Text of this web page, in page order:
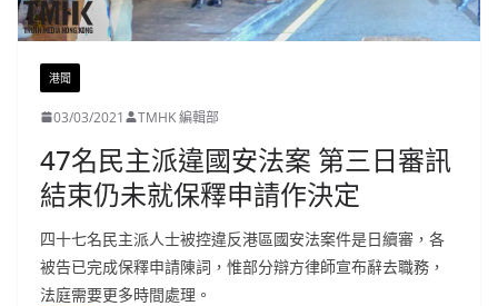
港聞
03/03/2021 TMHK 編輯部
47名民主派違國安法案 第三日審訊
結束仍未就保釋申請作決定
四十七名民主派人士被控違反港區國安法案件是日續審，各
被告已完成保釋申請陳詞，惟部分辯方律師宣布辭去職務，
法庭需要更多時間處理。